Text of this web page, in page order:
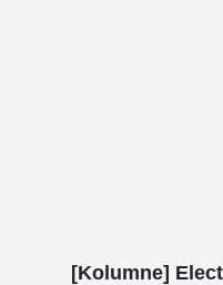
[Kolumne]